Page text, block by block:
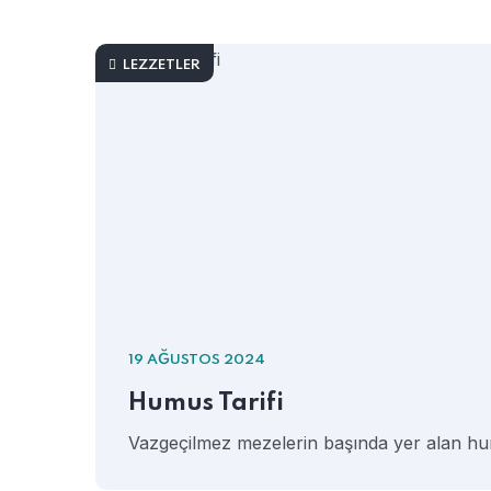
LEZZETLER
19 AĞUSTOS 2024
Humus Tarifi
Vazgeçilmez mezelerin başında yer alan